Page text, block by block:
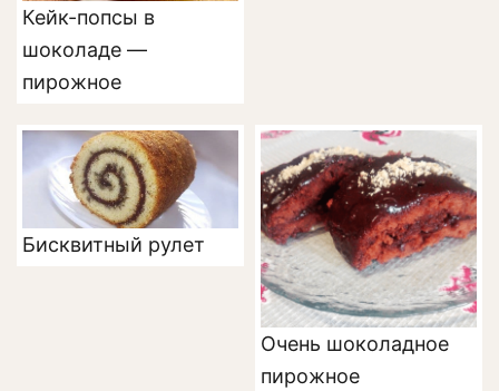
Кейк-попсы в
шоколаде —
пирожное
Бисквитный рулет
Очень шоколадное
пирожное